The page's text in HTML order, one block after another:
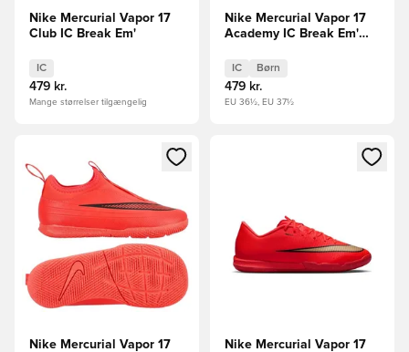
Nike Mercurial Vapor 17
Club IC Break Em'
IC
479 kr.
Mange størrelser tilgængelig
Nike Mercurial Vapor 17
Academy IC Break Em'
IC Børn
479 kr.
EU 36½, EU 37½
Åbner en Modal til at logge ind eller tilmelde dig som
Nike Mercurial Vapor 17
Åbner en Modal til at logge
Nike Mercurial Vapor 17